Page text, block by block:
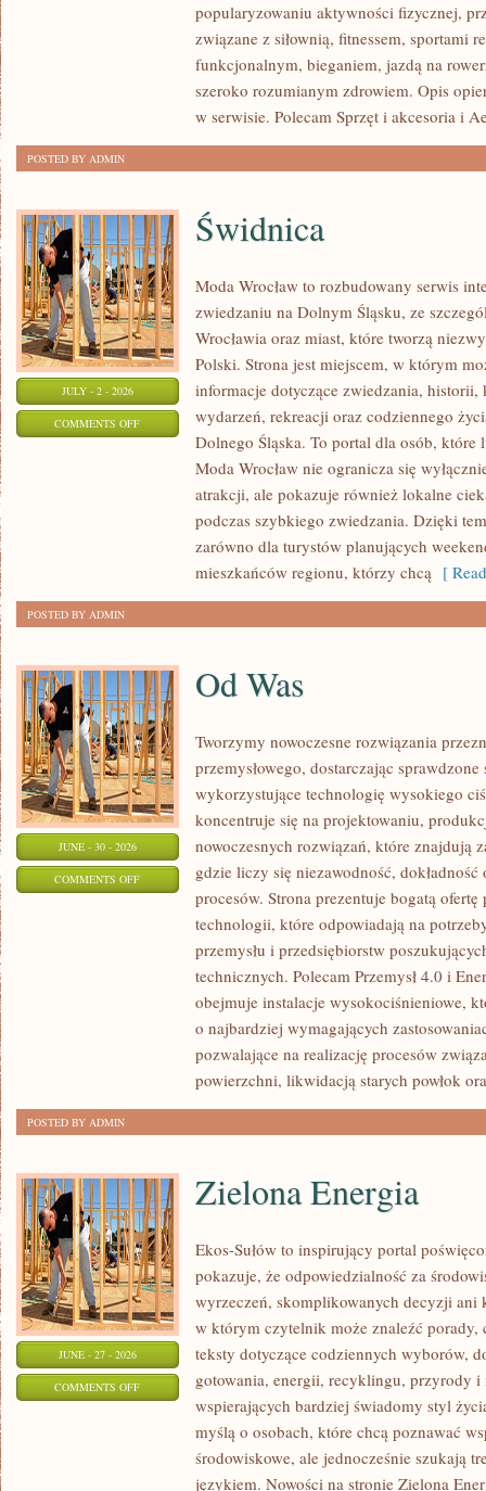
popularyzowaniu aktywności fizycznej,
związane z siłownią, fitnessem, sportami
funkcjonalnym, bieganiem, jazdą na
szeroko rozumianym zdrowiem. Opis
w serwisie. Polecam Sprzęt i akcesoria i
POSTED BY ADMIN
JULY - 2 - 2026
COMMENTS OFFON
Świdnica
Moda Wrocław to rozbudowany serwis
zwiedzaniu na Dolnym Śląsku, ze
Wrocławia oraz miast, które tworzą
Polski. Strona jest miejscem, w którym
informacje dotyczące zwiedzania,
wydarzeń, rekreacji oraz codziennego
Dolnego Śląska. To portal dla osób, które
Moda Wrocław nie ogranicza się
atrakcji, ale pokazuje również lokalne
podczas szybkiego zwiedzania. Dzięki
zarówno dla turystów planujących
mieszkańców regionu, którzy chcą [
POSTED BY ADMIN
JUNE - 30 - 2026
COMMENTS OFFON
Od Was
Tworzymy nowoczesne rozwiązania
przemysłowego, dostarczając
wykorzystujące technologię wysokiego
koncentruje się na projektowaniu,
nowoczesnych rozwiązań, które znajdują
gdzie liczy się niezawodność,
procesów. Strona prezentuje bogatą ofertę
technologii, które odpowiadają na
przemysłu i przedsiębiorstw
technicznych. Polecam Przemysł 4.0 i
obejmuje instalacje wysokociśnieniowe,
o najbardziej wymagających
pozwalające na realizację procesów
powierzchni, likwidacją starych powłok
POSTED BY ADMIN
JUNE - 27 - 2026
COMMENTS OFFON
Zielona Energia
Ekos-Sułów to inspirujący portal
pokazuje, że odpowiedzialność za
wyrzeczeń, skomplikowanych decyzji ani
w którym czytelnik może znaleźć porady,
teksty dotyczące codziennych wyborów,
gotowania, energii, recyklingu, przyrody i
wspierających bardziej świadomy styl
myślą o osobach, które chcą poznawać
środowiskowe, ale jednocześnie szukają
językiem. Nowości na stronie Zielona